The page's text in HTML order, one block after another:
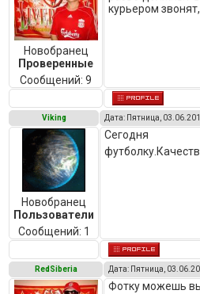
Новобранец
Проверенные
Сообщений:9
курьером
Viking Дата: Пятница,
Новобранец
Пользователи
Сообщений: 1
Сегодня
RedSiberia Дата: Пятница,
Фотку можешь